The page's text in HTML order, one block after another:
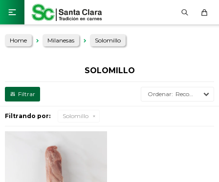

Home Milanesas Solomillo
SOLOMILLO
Recomendados
Filtrando por: Solomillo